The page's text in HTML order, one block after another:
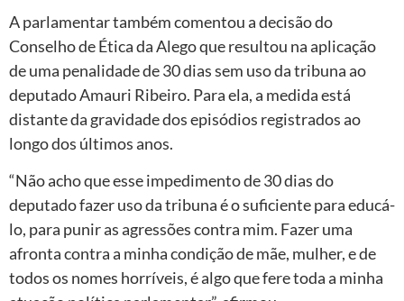
A parlamentar também comentou a decisão do
Conselho de Ética da Alego que resultou na aplicação
de uma penalidade de 30 dias sem uso da tribuna ao
deputado Amauri Ribeiro. Para ela, a medida está
distante da gravidade dos episódios registrados ao
longo dos últimos anos.
“Não acho que esse impedimento de 30 dias do
deputado fazer uso da tribuna é o suficiente para educá-
lo, para punir as agressões contra mim. Fazer uma
afronta contra a minha condição de mãe, mulher, e de
todos os nomes horríveis, é algo que fere toda a minha